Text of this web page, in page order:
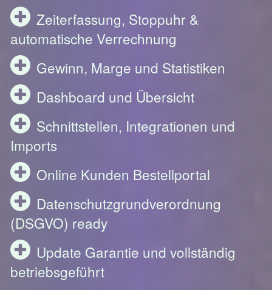
Zeiterfassung, Stoppuhr &
automatische Verrechnung
Gewinn, Marge und Statistiken
Dashboard und Übersicht
Schnittstellen, Integrationen und
Imports
Online Kunden Bestellportal
Datenschutzgrundverordnung
(DSGVO) ready
Update Garantie und vollständig
betriebsgeführt